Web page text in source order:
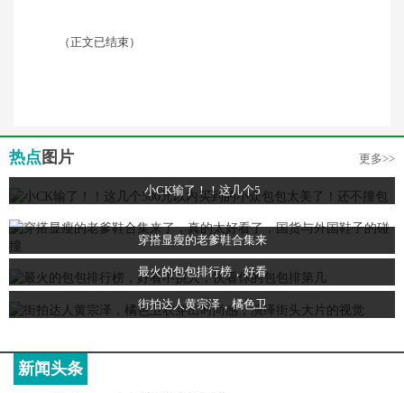
（正文已结束）
热点 图片 更多>>
小CK输了！！这几个5
穿搭显瘦的老爹鞋合集来
最火的包包排行榜，好看
街拍达人黄宗泽，橘色卫
新闻头条